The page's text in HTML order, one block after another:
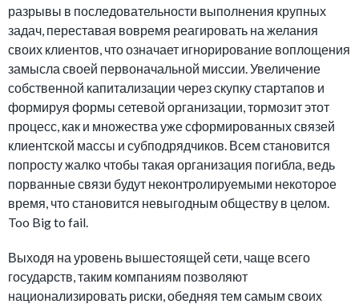
разрывы в последовательности выполнения крупных
задач, переставая вовремя реагировать на желания
своих клиентов, что означает игнорирование воплощения
замысла своей первоначальной миссии. Увеличение
собственной капитализации через скупку стартапов и
формируя формы сетевой организации, тормозит этот
процесс, как и множества уже сформированных связей
клиентской массы и субподрядчиков. Всем становится
попросту жалко чтобы такая организация погибла, ведь
порванные связи будут неконтролируемыми некоторое
время, что становится невыгодным обществу в целом.
Too Big to fail.
Выходя на уровень вышестоящей сети, чаще всего
государств, таким компаниям позволяют
национализировать риски, обедняя тем самым своих